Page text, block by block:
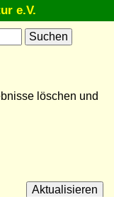
e.V.
löschen und